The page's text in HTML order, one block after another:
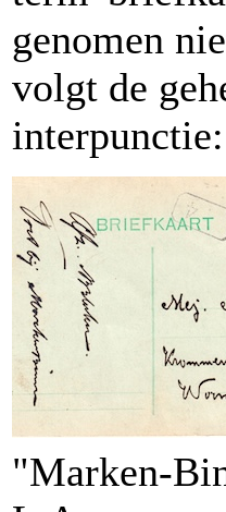
genomen
volgt de
interpunctie:
"Marken-